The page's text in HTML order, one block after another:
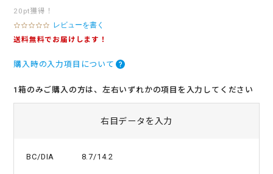
20pt獲得！
0
.
t
r
レビューを書く
送料無料でお届けします！
購入時の入力項目について
1箱のみご購入の方は、左右いずれかの項目を入力してください
右目データを入力
BC/DIA 8.7/14.2